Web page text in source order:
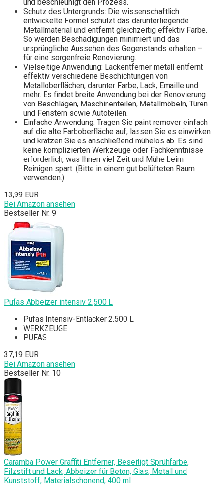
und beschleunigt den Prozess.
Schutz des Untergrunds: Die wissenschaftlich
entwickelte Formel schützt das darunterliegende
Metallmaterial und entfernt gleichzeitig effektiv Farbe.
So werden Beschädigungen minimiert und das
ursprüngliche Aussehen des Gegenstands erhalten –
für eine sorgenfreie Renovierung.
Vielseitige Anwendung: Lackentferner metall entfernt
effektiv verschiedene Beschichtungen von
Metalloberflächen, darunter Farbe, Lack, Emaille und
mehr. Es findet breite Anwendung bei der Renovierung
von Beschlägen, Maschinenteilen, Metallmöbeln, Türen
und Fenstern sowie Autoteilen.
Einfache Anwendung: Tragen Sie paint remover einfach
auf die alte Farboberfläche auf, lassen Sie es einwirken
und kratzen Sie es anschließend mühelos ab. Es sind
keine komplizierten Werkzeuge oder Fachkenntnisse
erforderlich, was Ihnen viel Zeit und Mühe beim
Reinigen spart. (Bitte in einem gut belüfteten Raum
verwenden.)
13,99 EUR
Bei Amazon ansehen
Bestseller Nr. 9
Pufas Abbeizer intensiv 2,500 L
Pufas Intensiv-Entlacker 2.500 L
WERKZEUGE
PUFAS
37,19 EUR
Bei Amazon ansehen
Bestseller Nr. 10
Caramba Power Graffiti Entferner, Beseitigt Sprühfarbe,
Filzstift und Lack, Abbeizer für Beton, Glas, Metall und
Kunststoff, Materialschonend, 400 ml